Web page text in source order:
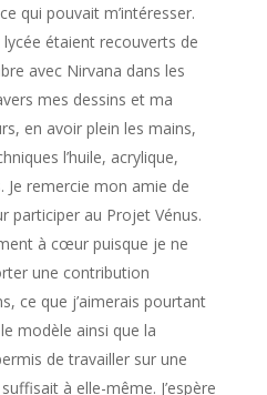
qui pouvait m’intéresser.
étaient recouverts de
avec Nirvana dans les
mes dessins et ma
en avoir plein les mains,
l’huile, acrylique,
Je remercie mon amie de
participer au Projet Vénus.
à cœur puisque je ne
une contribution
ce que j’aimerais pourtant
modèle ainsi que la
de travailler sur une
à elle-même. J’espère